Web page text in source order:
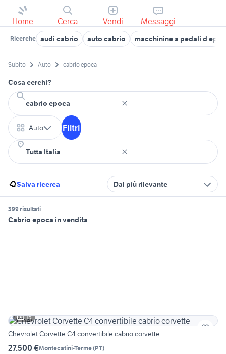
Home Cerca Vendi Messaggi
Ricerche audi cabrio auto cabrio macchinine a pedali d
Subito Auto cabrio epoca
Cosa cerchi?
Auto Filtri
Salva ricerca Dal più rilevante
399 risultati
Cabrio epoca in vendita
15
Chevrolet Corvette C4 convertibile cabrio corvette
27.500 €Montecatini-Terme(PT)